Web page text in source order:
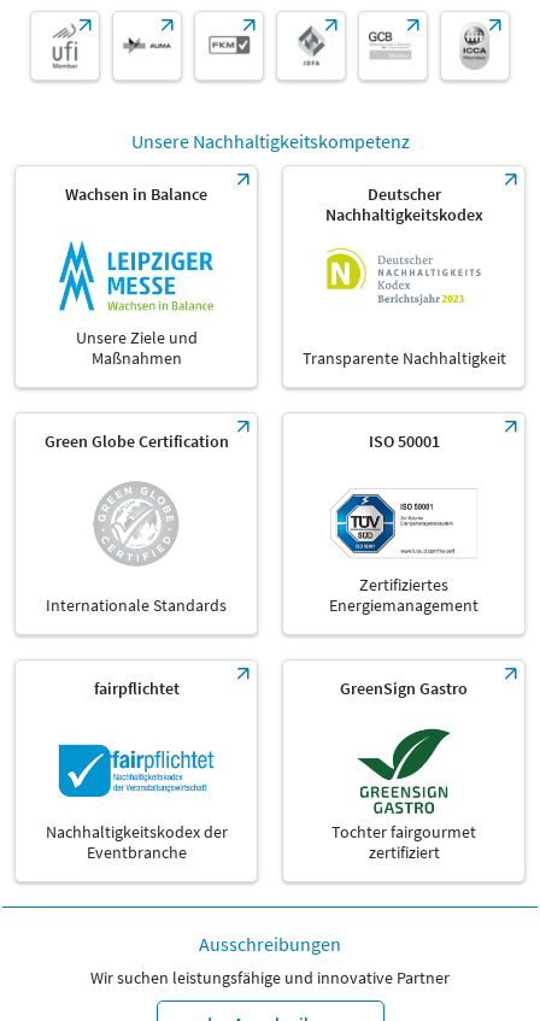
Unsere Nachhaltigkeitskompetenz
Wachsen in Balance
Unsere Ziele und
Maßnahmen
Deutscher
Nachhaltigkeitskodex
Transparente Nachhaltigkeit
Green Globe Certification
Internationale Standards
ISO 50001
Zertifiziertes
Energiemanagement
fairpflichtet
Nachhaltigkeitskodex der
Eventbranche
GreenSign Gastro
Tochter fairgourmet
zertifiziert
Ausschreibungen
Wir suchen leistungsfähige und innovative Partner